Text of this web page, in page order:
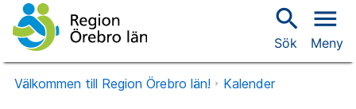
search
Sök
menu
Meny
Välkommen till Region Örebro län! Kalender